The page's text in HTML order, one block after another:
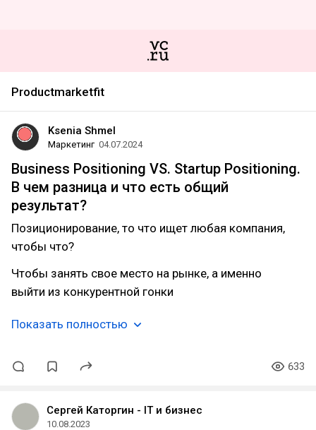
Productmarketfit
Ksenia Shmel
Маркетинг 04.07.2024
Business Positioning VS. Startup Positioning.
В чем разница и что есть общий
результат?
Позиционирование, то что ищет любая компания,
чтобы что?
Чтобы занять свое место на рынке, а именно
выйти из конкурентной гонки
Показать полностью
633
Сергей Каторгин - IT и бизнес
10.08.2023